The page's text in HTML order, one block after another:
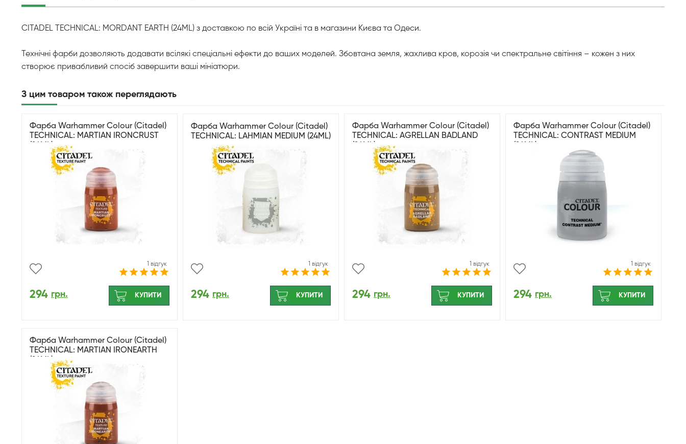
CITADEL TECHNICAL: MORDANT EARTH (24ML) з доставкою по всій Україні та в магазини Києва та Одеси.
Технічні фарби дозволяють додавати всілякі спеціальні ефекти до ваших моделей. Збовтана земля, жахлива кров, корозія чи спектральне світіння – кожен з них
створює привабливий спосіб завершити ваші мініатюри.
З цим товаром також переглядають
Фарба Warhammer Colour (Citadel)
TECHNICAL: MARTIAN IRONCRUST
1 відгук
294 грн. КУПИТИ
Фарба Warhammer Colour (Citadel)
TECHNICAL: LAHMIAN MEDIUM (24ML)
1 відгук
294 грн. КУПИТИ
Фарба Warhammer Colour (Citadel)
TECHNICAL: AGRELLAN BADLAND
1 відгук
294 грн. КУПИТИ
Фарба Warhammer Colour (Citadel)
TECHNICAL: CONTRAST MEDIUM
1 відгук
294 грн. КУПИТИ
Фарба Warhammer Colour (Citadel)
TECHNICAL: MARTIAN IRONEARTH